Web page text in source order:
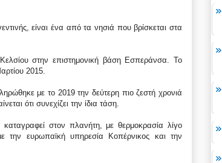
είναι ένα από τα νησιά που βρίσκεται στα
στην επιστημονική βάση Εσπεράνσα. Το
2015.
με το 2019 την δεύτερη πιο ζεστή χρονιά
ότι συνεχίζει την ίδια τάση.
στον πλανήτη, με θερμοκρασία λίγο
ευρωπαϊκή υπηρεσία Κοπέρνικος και την